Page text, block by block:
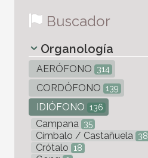
Buscador
Organología
AERÓFONO 314
CORDÓFONO 139
IDIÓFONO 136
Campana 35
Címbalo / Castañuela 38
Crótalo 18